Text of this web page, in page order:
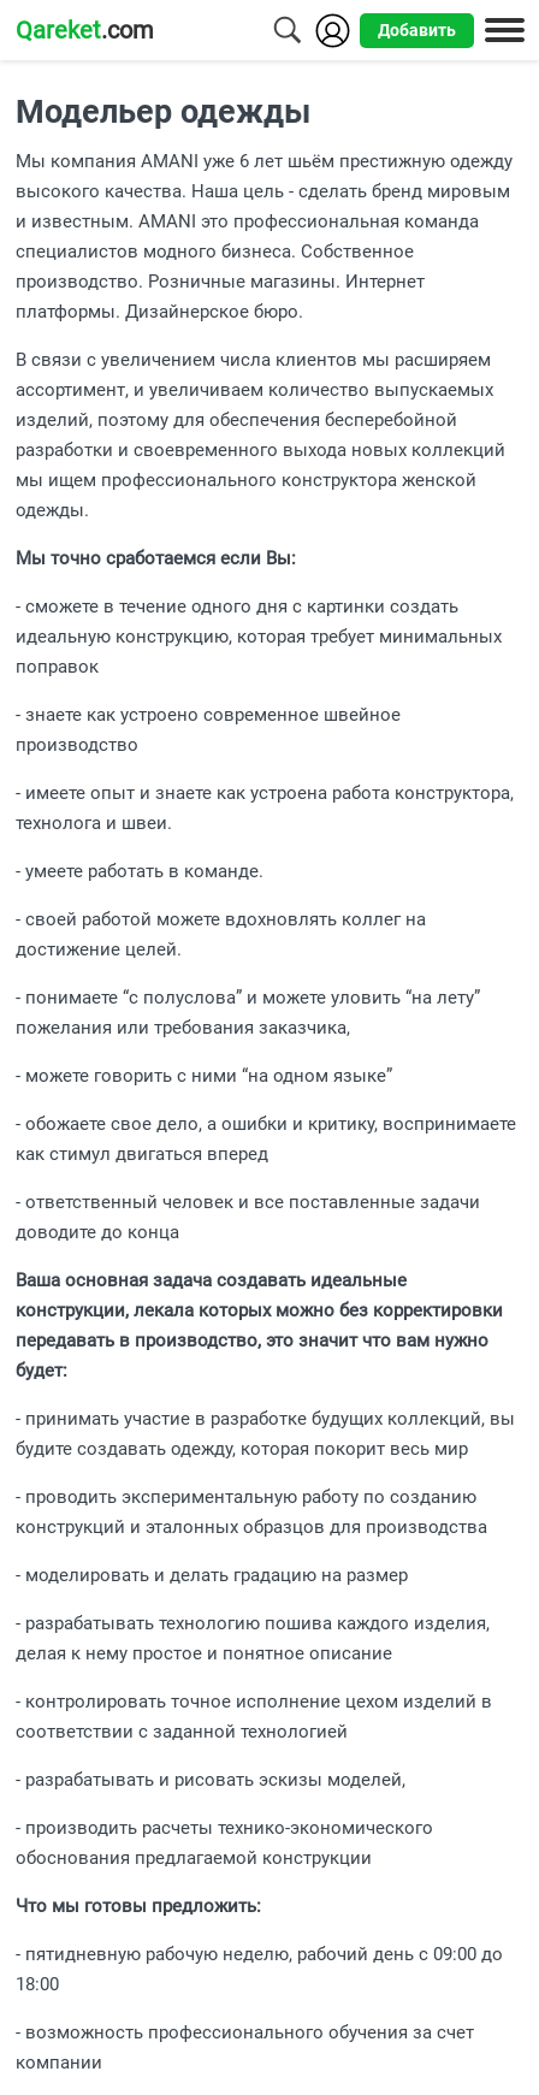
Qareket.com Добавить
Алматы
Астана
Шымкент
Усть-
Каменогорск
Модельер одежды
Мы компания AMANI уже 6 лет шьём престижную одежду
высокого качества. Наша цель - сделать бренд мировым
и известным. AMANI это профессиональная команда
специалистов модного бизнеса. Собственное
производство. Розничные магазины. Интернет
платформы. Дизайнерское бюро.
В связи с увеличением числа клиентов мы расширяем
ассортимент, и увеличиваем количество выпускаемых
изделий, поэтому для обеспечения бесперебойной
разработки и своевременного выхода новых коллекций
мы ищем профессионального конструктора женской
одежды.
Мы точно сработаемся если Вы:
- сможете в течение одного дня с картинки создать
идеальную конструкцию, которая требует минимальных
поправок
- знаете как устроено современное швейное
производство
- имеете опыт и знаете как устроена работа конструктора,
технолога и швеи.
- умеете работать в команде.
- своей работой можете вдохновлять коллег на
достижение целей.
- понимаете “с полуслова” и можете уловить “на лету”
пожелания или требования заказчика,
- можете говорить с ними “на одном языке”
- обожаете свое дело, а ошибки и критику, воспринимаете
как стимул двигаться вперед
- ответственный человек и все поставленные задачи
доводите до конца
Ваша основная задача создавать идеальные
конструкции, лекала которых можно без корректировки
передавать в производство, это значит что вам нужно
будет:
- принимать участие в разработке будущих коллекций, вы
будите создавать одежду, которая покорит весь мир
- проводить экспериментальную работу по созданию
конструкций и эталонных образцов для производства
- моделировать и делать градацию на размер
- разрабатывать технологию пошива каждого изделия,
делая к нему простое и понятное описание
- контролировать точное исполнение цехом изделий в
соответствии с заданной технологией
- разрабатывать и рисовать эскизы моделей,
- производить расчеты технико-экономического
обоснования предлагаемой конструкции
Что мы готовы предложить:
- пятидневную рабочую неделю, рабочий день с 09:00 до
18:00
- возможность профессионального обучения за счет
компании